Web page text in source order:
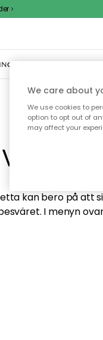
INREDNINGTEXTIL &
Vi hittar
kan bero på att
I menyn
We care about
We use cookies to
option to opt out of
may affect your